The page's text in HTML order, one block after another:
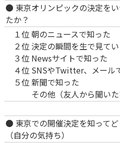
● 東京オリンピックの決定を
たか？
１位
２位
３位
４位
５位
朝のニュースで知った
決定の瞬間を生で見て
Newsサイトで知った
SNSやTwitter、メール
新聞で知った
その他（友人から聞いた
● 東京での開催決定を知ってど
（自分の気持ち）